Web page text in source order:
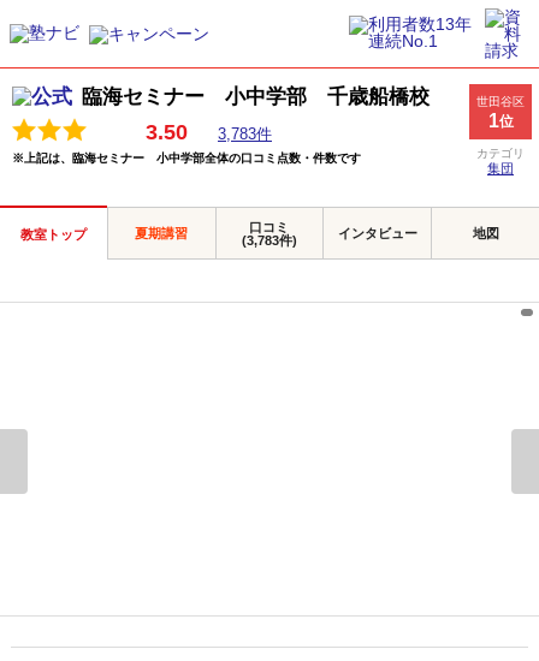
臨海セミナー 小中学部 千歳船橋校
3.50 3,783件
※上記は、臨海セミナー 小中学部全体の口コミ点数・件数です
世田谷区
1位
カテゴリ
集団
教室トップ 夏期講習
口コミ
(3,783件)
インタビュー 地図